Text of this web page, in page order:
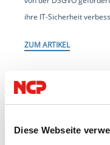
Diese Webseite
ihre IT-Sicherheit
ZUM ARTIKEL